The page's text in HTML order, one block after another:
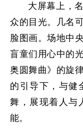
大屏幕上，
众的目光。几名
脸图画。场地中
盲童们用心中的
奥圆舞曲》的旋
的引导下，与健
舞，展现着人与
能。